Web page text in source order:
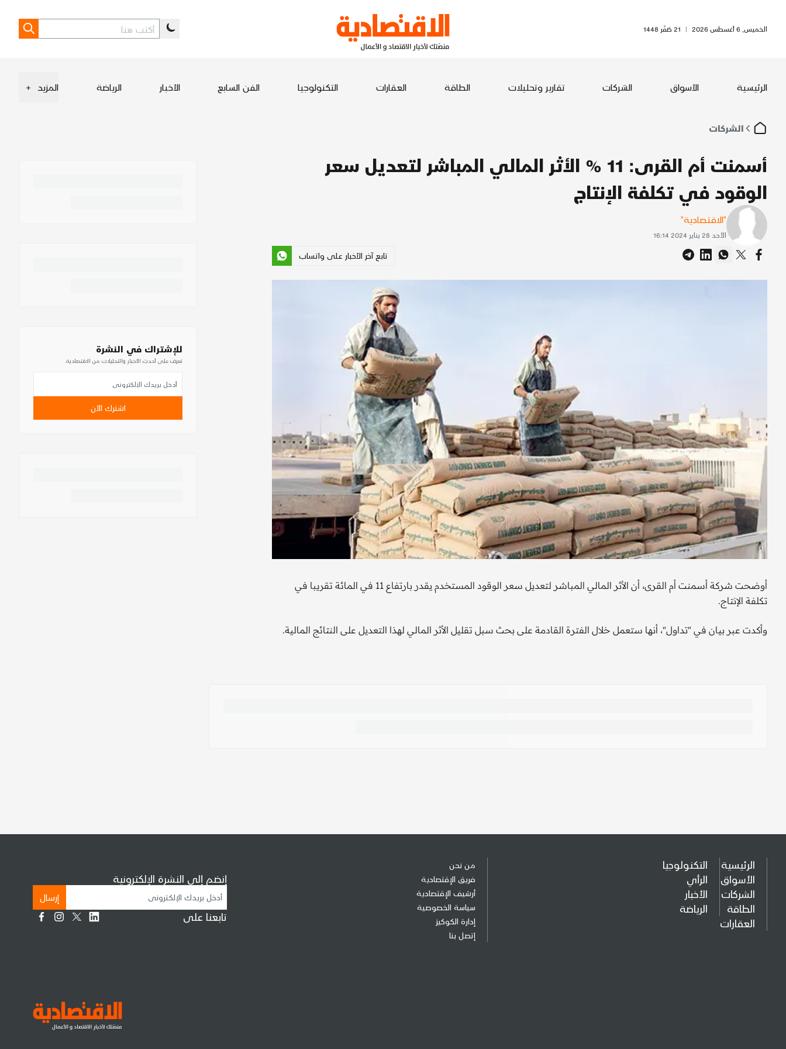
الخميس, 6 أغسطس 2026 | 21 صَفَر 1448
الرئيسية الأسواق الشركات تقارير وتحليلات الطاقة العقارات التكنولوجيا الفن السابع الأخبار الرياضة المزيد +
الشركات
أسمنت أم القرى: 11 % الأثر المالي المباشر لتعديل سعر
الوقود في تكلفة الإنتاج
"الاقتصادية"
الأحد 28 يناير 2024 16:14
تابع آخر الأخبار على واتساب
أوضحت شركة أسمنت أم القرى، أن الأثر المالي المباشر لتعديل سعر الوقود المستخدم يقدر بارتفاع 11 في المائة تقريبا في
تكلفة الإنتاج.
وأكدت عبر بيان في "تداول"، أنها ستعمل خلال الفترة القادمة على بحث سبل تقليل الأثر المالي لهذا التعديل على النتائج المالية.
للإشتراك في النشرة
تعرف على أحدث الأخبار والتحليلات من الاقتصادية
اشترك الآن
الرئيسية
الأسواق
الشركات
الطاقة
العقارات
التكنولوجيا
الرأي
الأخبار
الرياضة
من نحن
فريق الإقتصادية
أرشيف الإقتصادية
سياسة الخصوصية
إدارة الكوكيز
إتصل بنا
إنضم إلى النشرة الإلكترونية
إرسال
تابعنا على